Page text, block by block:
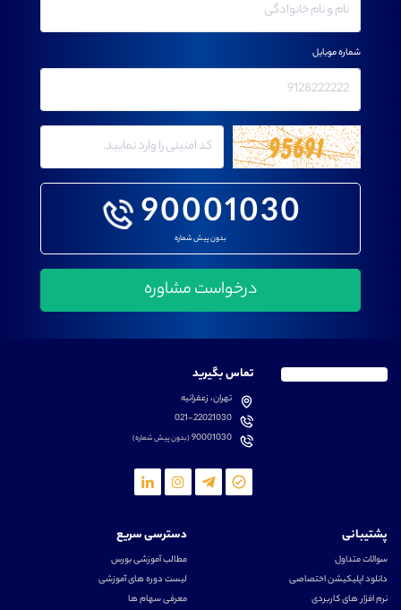
90001030
بدون پیش شماره
شماره موبایل
تماس بگیرید
تهران، زعفرانیه
021-22021030
90001030(بدون پیش شماره)
پشتیبانی
سوالات متداول
دانلود اپلیکیشن اختصاصی
نرم افزار های کاربردی
دسترسی سریع
مطالب آموزشی بورس
لیست دوره های آموزشی
معرفی سهام ها